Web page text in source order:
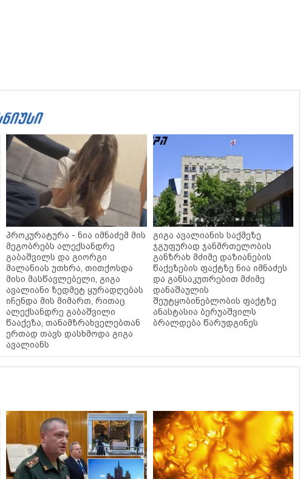
პროკურატურა - ნია იმნაძემ მის
მეგობრებს ალექსანდრე
გაბაშვილს და გიორგი
მალანიას უთხრა, თითქოსდა
მისი მასწავლებელი, გიგა
ავალიანი ზედმეტ ყურადღებას
იჩენდა მის მიმართ, რითაც
ალექსანდრე გაბაშვილი
წააქეზა, თანამზრახველებთან
ერთად თავს დასხმოდა გიგა
ავალიანს
გიგა ავალიანის საქმეზე
ჯგუფურად ჯანმრთელობის
განზრახ მძიმე დაზიანების
წაქეზების ფაქტზე ნია იმნაძეს
და განსაკუთრებით მძიმე
დანაშაულის
შეუტყობინებლობის ფაქტზე
ანასტასია ბერუაშვილს
ბრალდება წარუდგინეს